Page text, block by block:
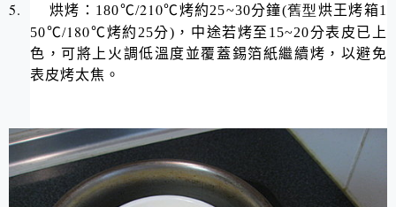
5. 烘烤： 180℃/210℃烤約25~30分鐘(舊型烘王烤箱1
50℃/180℃烤約 25分) ，中途若烤至 15~20分表皮已上
色，可將上火調低溫度並覆蓋錫箔紙繼續烤，以避免
表皮烤太焦。